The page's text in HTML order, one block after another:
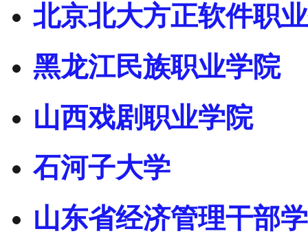
北京北大方正软件职
黑龙江民族职业学院
山西戏剧职业学院
石河子大学
山东省经济管理干部